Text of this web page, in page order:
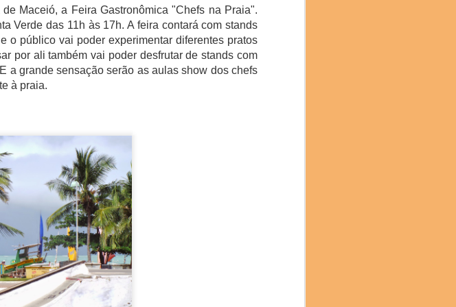
Maceió, a Feira Gastronômica "Chefs na Praia".
Verde das 11h às 17h. A feira contará com stands
o público vai poder experimentar diferentes pratos
por ali também vai poder desfrutar de stands com
a grande sensação serão as aulas show dos chefs
à praia.
renome internacional que reúne chefs, cientistas,